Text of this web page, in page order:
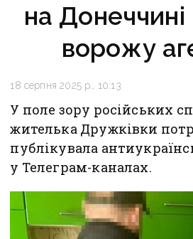
на
ворожу
18 серпня 2025 р., 10:13
У поле зору російських
жителька Дружківки
публікувала
у Телеграм-каналах.